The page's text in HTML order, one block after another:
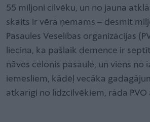
55 miljoni cilvēku, un no jauna
skaits ir vērā ņemams – desmit
Pasaules Veselības organizācijas
liecina, ka pašlaik demence ir
nāves cēlonis pasaulē, un viens no
iemesliem, kādēļ vecāka
atkarīgi no līdzcilvēkiem, rāda